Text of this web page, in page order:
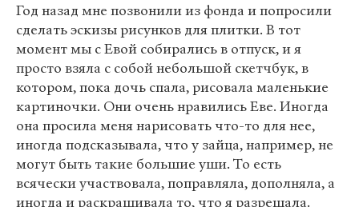
Год назад мне позвонили из фонда и попросили
сделать эскизы рисунков для плитки. В тот
момент мы с Евой собирались в отпуск, и я
просто взяла с собой небольшой скетчбук, в
котором, пока дочь спала, рисовала маленькие
картиночки. Они очень нравились Еве. Иногда
она просила меня нарисовать что-то для нее,
иногда подсказывала, что у зайца, например, не
могут быть такие большие уши. То есть
всячески участвовала, поправляла, дополняла, а
иногда и раскрашивала то, что я разрешала.